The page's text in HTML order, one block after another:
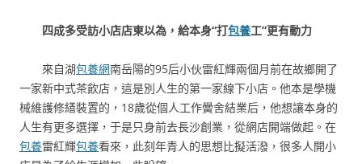
四成多受訪小店店東以為，給本身“打包養工”更有動力
來自湖包養網南岳陽的95后小伙雷紅輝兩個月前在故鄉開了
一家新中式茶飲店，這是別人生的第一家線下小店。他本是學機
械維護修繕裝置的，18歲從個人工作黌舍結業后，他想讓本身的
人生有更多選擇，于是只身前去長沙創業，從網店開端做起。在
包養雷紅輝包養看來，此刻年青人的思想比擬活潑，很多人開小